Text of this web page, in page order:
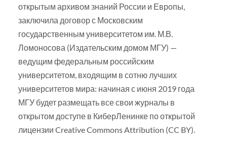
открытым архивом знаний России и Европы,
заключила договор с Московским
государственным университетом им. М.В.
Ломоносова (Издательским домом МГУ) —
ведущим федеральным российским
университетом, входящим в сотню лучших
университетов мира: начиная с июня 2019 года
МГУ будет размещать все свои журналы в
открытом доступе в КиберЛенинке по открытой
лицензии Creative Commons Attribution (CC BY).